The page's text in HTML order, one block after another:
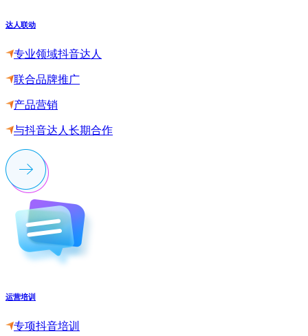
达人联动
专业领域抖音达人
联合品牌推广
产品营销
与抖音达人长期合作
运营培训
专项抖音培训